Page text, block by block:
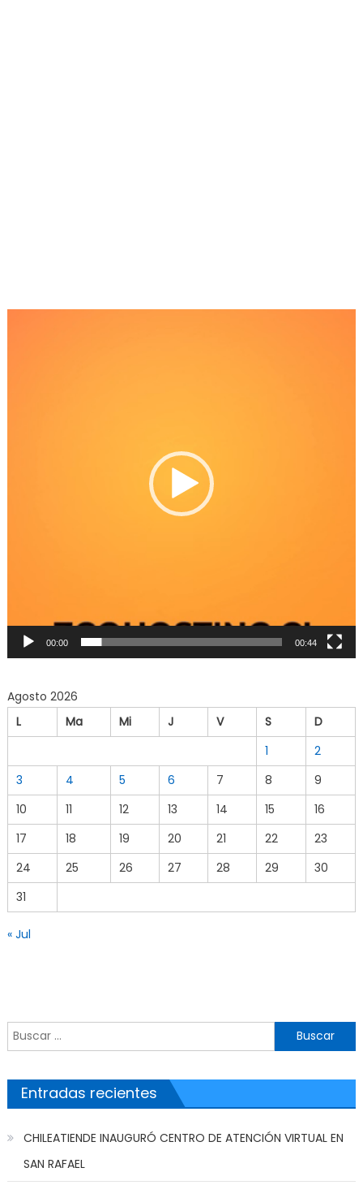
00:00 00:44
Agosto 2026
L
Ma Mi J V S
D
1
2
3
4 5 6 7 8
9
10
11 12 13 14 15
16
17
18 19 20 21 22
23
24
25 26 27 28 29
30
31
« Jul
Buscar por:
Entradas recientes
CHILEATIENDE INAUGURÓ CENTRO DE ATENCIÓN VIRTUAL EN
SAN RAFAEL